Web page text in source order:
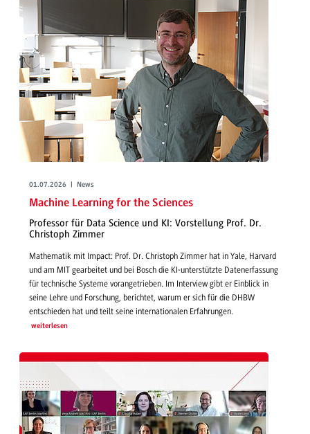
01.07.2026 | News
Machine Learning for the Sciences
Professor für Data Science und KI: Vorstellung Prof. Dr.
Christoph Zimmer
Mathematik mit Impact: Prof. Dr. Christoph Zimmer hat in Yale, Harvard
und am MIT gearbeitet und bei Bosch die KI-unterstützte Datenerfassung
für technische Systeme vorangetrieben. Im Interview gibt er Einblick in
seine Lehre und Forschung, berichtet, warum er sich für die DHBW
entschieden hat und teilt seine internationalen Erfahrungen.
weiterlesen